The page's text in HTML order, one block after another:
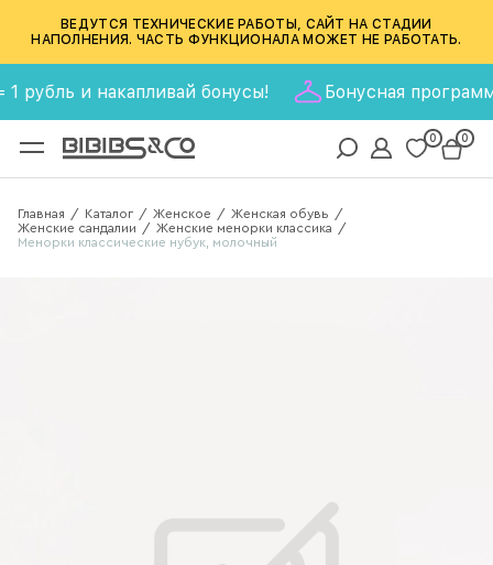
ВЕДУТСЯ ТЕХНИЧЕСКИЕ РАБОТЫ, САЙТ НА СТАДИИ
НАПОЛНЕНИЯ. ЧАСТЬ ФУНКЦИОНАЛА МОЖЕТ НЕ РАБОТАТЬ.
и накапливай бонусы! Бонусная программа
0 0
Главная / Каталог / Женское / Женская обувь /
Женские сандалии / Женские менорки классика /
Менорки классические нубук, молочный